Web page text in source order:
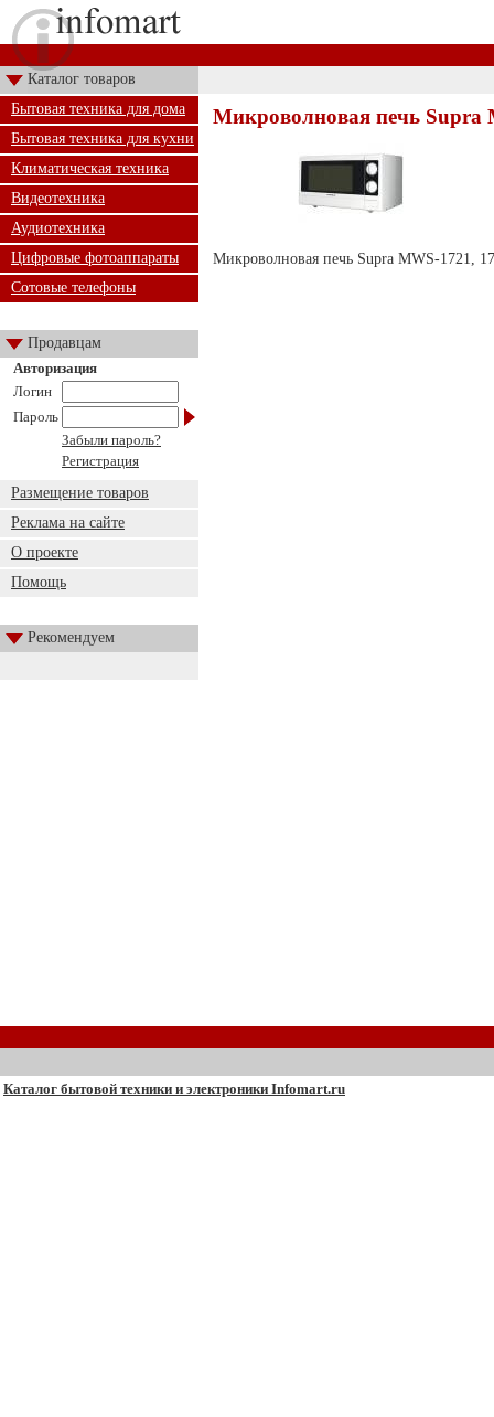
Каталог товаров
Бытовая техника для дома
Бытовая техника для кухни
Климатическая техника
Видеотехника
Аудиотехника
Цифровые фотоаппараты
Сотовые телефоны
Продавцам
Авторизация
Логин
Пароль
Забыли пароль?
Регистрация
Размещение товаров
Реклама на сайте
О проекте
Помощь
Рекомендуем
Микроволновая печь Supra
Микроволновая печь Supra MWS-1721,
Каталог бытовой техники и электроники Infomart.ru